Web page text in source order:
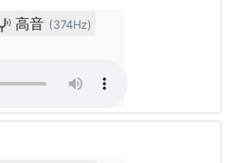
高音 (374Hz)